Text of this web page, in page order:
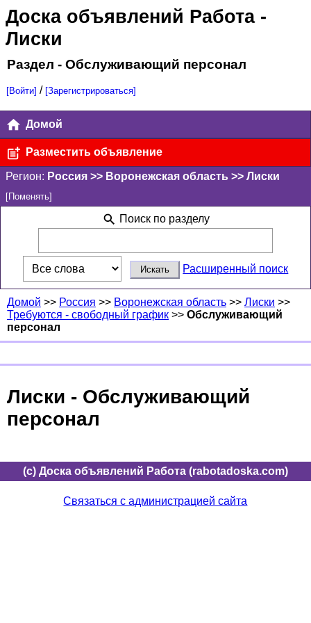
Доска объявлений Работа-
Лиски
Раздел - Обслуживающий персонал
[Войти] / [Зарегистрироваться]
Домой
Разместить объявление
Регион: Россия >> Воронежская область >> Лиски
[Поменять]
Поиск по разделу
Расширенный поиск
Домой >> Россия >> Воронежская область >> Лиски >>
Требуются - свободный график >> Обслуживающий
персонал
Лиски - Обслуживающий
персонал
(c) Доска объявлений Работа (rabotadoska.com)
Связаться с администрацией сайта